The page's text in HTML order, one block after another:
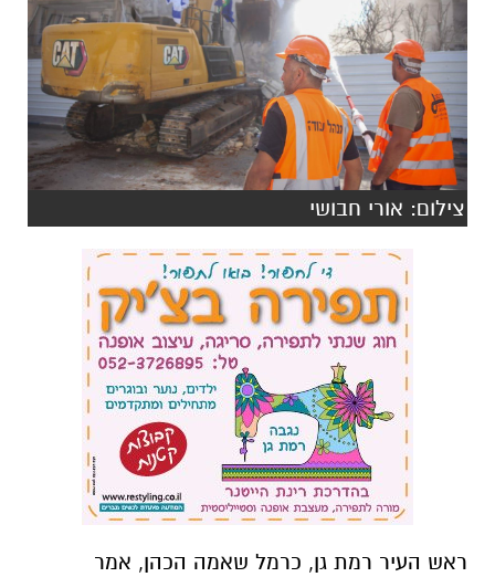
צילום: אורי חבושי
ראש העיר רמת גן, כרמל שאמה הכהן, אמר